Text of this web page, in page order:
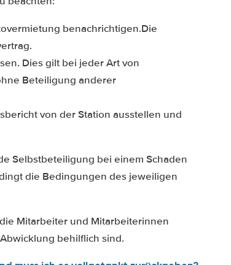
benachrichtigen.Die
Dies gilt bei jeder Art von
Beteiligung anderer
von der Station ausstellen und
Selbstbeteiligung bei einem Schaden
die Bedingungen des jeweiligen
Mitarbeiter und Mitarbeiterinnen
behilflich sind.